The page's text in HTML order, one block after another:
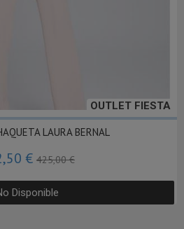
OUTLET FIESTA
LAURA BERNAL
€ 425,00 €
Disponible